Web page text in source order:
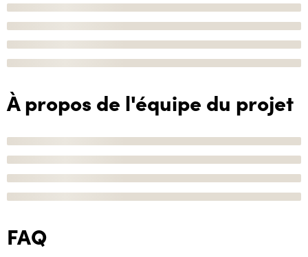
À propos de l'équipe du projet
FAQ